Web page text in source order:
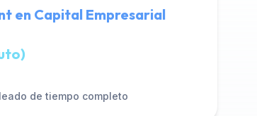
en Capital Empresarial
de tiempo completo